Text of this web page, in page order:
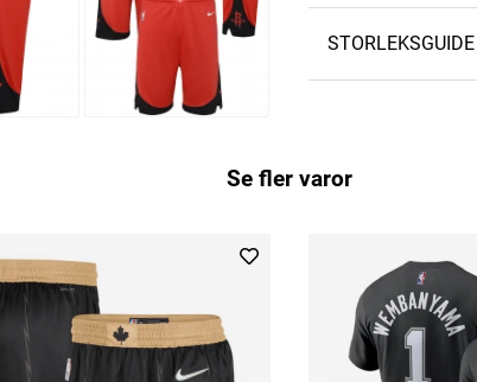
STORLEKSGUIDE
Se fler varor